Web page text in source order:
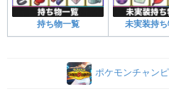
持ち物一覧 未実装持ち
ポケモンチャン